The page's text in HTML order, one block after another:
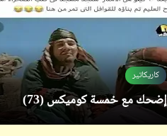
فيدراديو
اللي يعوزه الكومباوند يحرم ع
الحارة | عندما يرفض الأغنياء أن
يضحّوا لك ثم توافق الحكومة على
التضحية بك
كاريكاتير
إضحك مع خمسة كوميكس (73)